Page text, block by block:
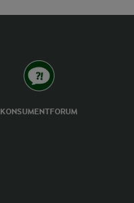
KONSUMENTFORUM